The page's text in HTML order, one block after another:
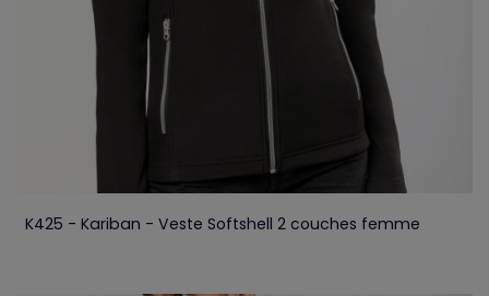
K425 - Kariban - Veste Softshell 2 couches femme